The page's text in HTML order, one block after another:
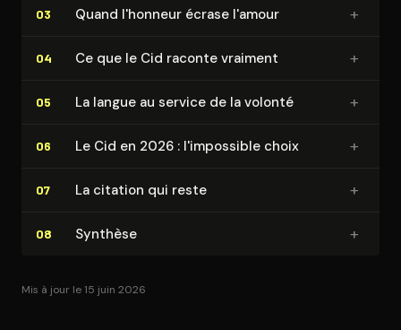
03 Quand l'honneur écrase l'amour +
04 Ce que le Cid raconte vraiment +
05 La langue au service de la volonté +
06 Le Cid en 2026 : l'im­pos­sible choix +
07 La citation qui reste +
08 Synthèse +
Mis à jour le 15 juin 2026